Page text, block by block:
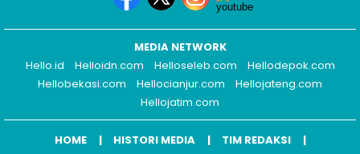
MEDIA NETWORK
Hello.id
Helloidn.com Helloseleb.com
Hellodepok.com
Hellobekasi.com
Hellocianjur.com
Hellojateng.com
Hellojatim.com
HOME HISTORI MEDIA
TIM REDAKSI